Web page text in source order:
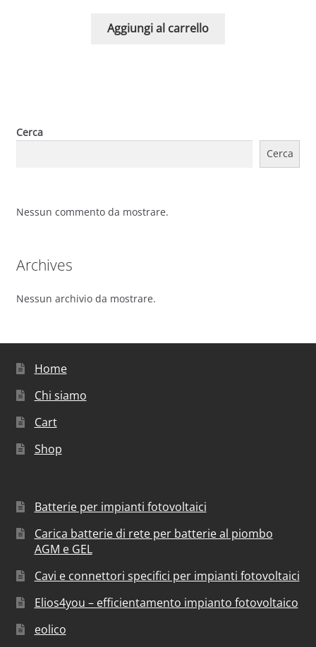
Aggiungi al carrello
Cerca
Cerca
Nessun commento da mostrare.
Archives
Nessun archivio da mostrare.
Home
Chi siamo
Cart
Shop
Batterie per impianti fotovoltaici
Carica batterie di rete per batterie al piombo
AGM e GEL
Cavi e connettori specifici per impianti fotovoltaici
Elios4you – efficientamento impianto fotovoltaico
eolico